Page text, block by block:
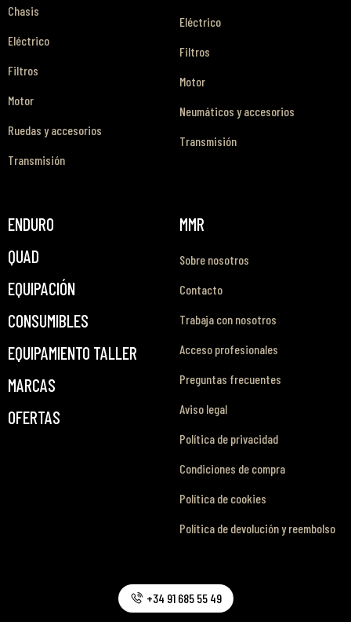
Chasis
Eléctrico
Filtros
Motor
Ruedas y accesorios
Transmisión
Eléctrico
Filtros
Motor
Neumáticos y accesorios
Transmisión
ENDURO
QUAD
EQUIPACIÓN
CONSUMIBLES
EQUIPAMIENTO TALLER
MARCAS
OFERTAS
MMR
Sobre nosotros
Contacto
Trabaja con nosotros
Acceso profesionales
Preguntas frecuentes
Aviso legal
Política de privacidad
Condiciones de compra
Política de cookies
Política de devolución y reembolso
+34 91 685 55 49